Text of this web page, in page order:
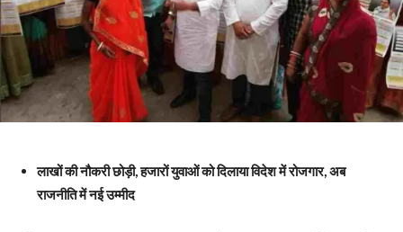
लाखों की नौकरी छोड़ी, हजारों युवाओं को दिलाया विदेश में रोजगार, अब
राजनीति में नई उम्मीद